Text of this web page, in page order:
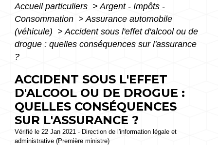
Accueil particuliers > Argent - Impôts -
Consommation > Assurance automobile
(véhicule) > Accident sous l'effet d'alcool ou de
drogue : quelles conséquences sur l'assurance
?
ACCIDENT SOUS L'EFFET
D'ALCOOL OU DE DROGUE :
QUELLES CONSÉQUENCES
SUR L'ASSURANCE ?
Vérifié le 22 Jan 2021 - Direction de l'information légale et
administrative (Première ministre)